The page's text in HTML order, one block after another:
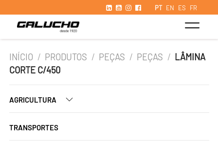
PT EN ES FR
INÍCIO / PRODUTOS / PEÇAS / PEÇAS / LÂMINA
CORTE C/450
AGRICULTURA
TRANSPORTES